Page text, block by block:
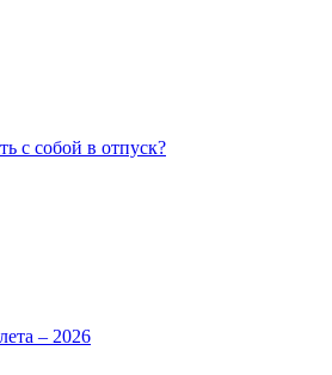
с собой в отпуск?
– 2026